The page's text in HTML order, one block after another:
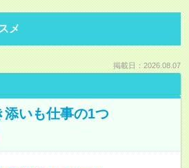
メ
掲載日：2026.08.07
添いも仕事の1つ